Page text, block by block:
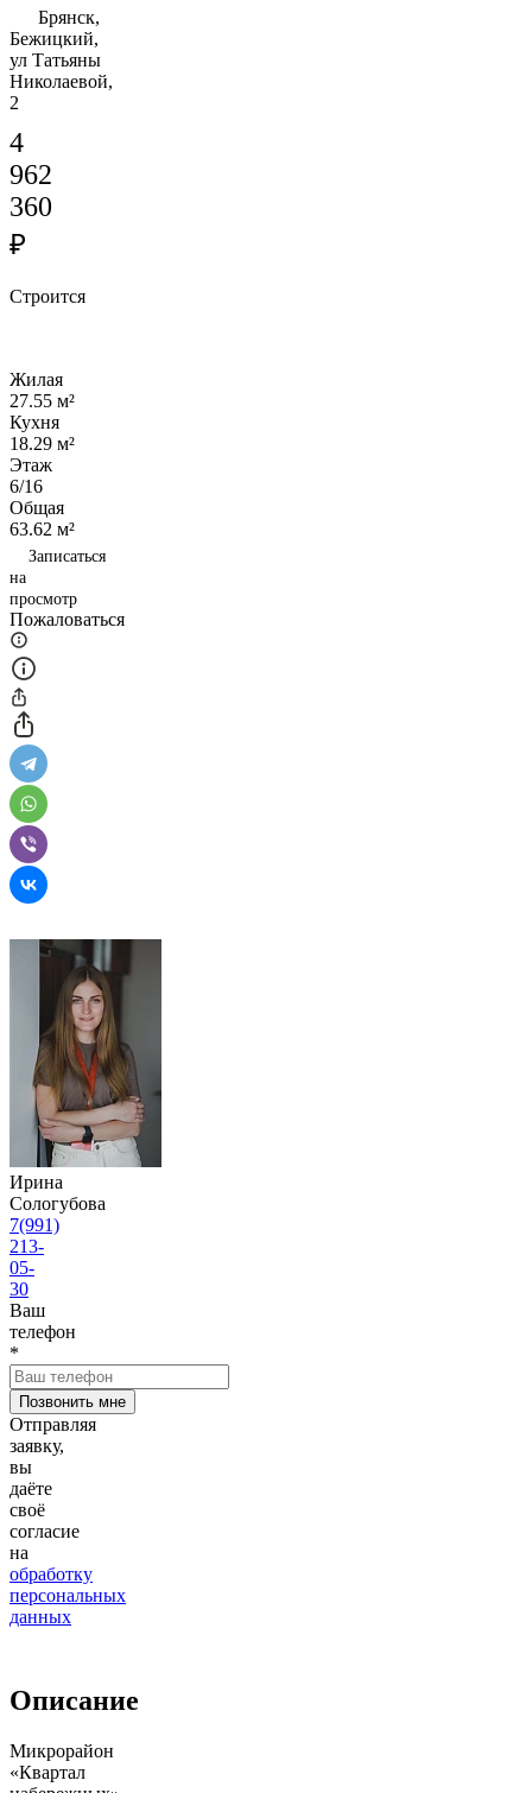
Брянск,
Бежицкий,
ул Татьяны
Николаевой,
2
4
962
360
₽
Строится
Жилая
27.55 м²
Кухня
18.29 м²
Этаж
6/16
Общая
63.62 м²
Записаться
на
просмотр
Пожаловаться
Ирина
Сологубова
7(991)
213-
05-
30
Ваш
телефон
*
Отправляя
заявку,
вы
даёте
своё
согласие
на
обработку
персональных
данных
Описание
Микрорайон
«Квартал